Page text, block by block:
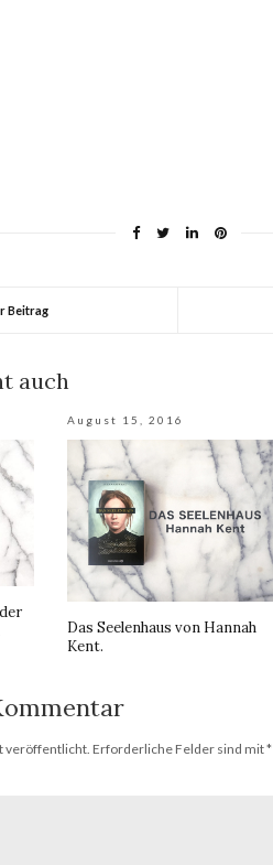
Beitrag
auch
August 15, 2016
Das Seelenhaus von Hannah
Kent.
veröffentlicht. Erforderliche Felder sind mit*